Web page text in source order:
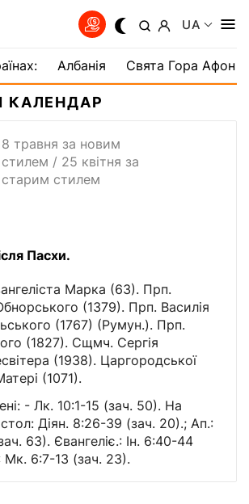
UA
Албанія Свята Гора Афон
КАЛЕНДАР
8 травня за новим
стилем / 25 квiтня за
старим стилем
Пасхи.
Марка (63). Прп.
(1379). Прп. Василія
(1767) (Румун.). Прп.
(1827). Сщмч. Сергія
(1938). Царгородської
(1071).
- Лк. 10:1-15 (зач. 50). На
Діян. 8:26-39 (зач. 20).; Ап.:
63). Євангеліє.: Ін. 6:40-44
Мк. 6:7-13 (зач. 23).